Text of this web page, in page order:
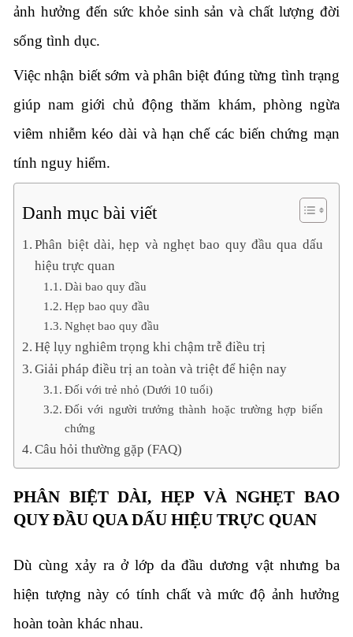
ảnh hưởng đến sức khỏe sinh sản và chất lượng đời
sống tình dục.
Việc nhận biết sớm và phân biệt đúng từng tình trạng
giúp nam giới chủ động thăm khám, phòng ngừa
viêm nhiễm kéo dài và hạn chế các biến chứng mạn
tính nguy hiểm.
Danh mục bài viết
Phân biệt dài, hẹp và nghẹt bao quy đầu qua dấu
hiệu trực quan
Dài bao quy đầu
Hẹp bao quy đầu
Nghẹt bao quy đầu
Hệ lụy nghiêm trọng khi chậm trễ điều trị
Giải pháp điều trị an toàn và triệt để hiện nay
Đối với trẻ nhỏ (Dưới 10 tuổi)
Đối với người trưởng thành hoặc trường hợp biến
chứng
Câu hỏi thường gặp (FAQ)
PHÂN BIỆT DÀI, HẸP VÀ NGHẸT BAO
QUY ĐẦU QUA DẤU HIỆU TRỰC QUAN
Dù cùng xảy ra ở lớp da đầu dương vật nhưng ba
hiện tượng này có tính chất và mức độ ảnh hưởng
hoàn toàn khác nhau.